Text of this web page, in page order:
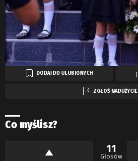
DODAJ DO ULUBIONYCH
ZGŁOŚ NADUŻYCIE
Co myślisz?
11
Głosów